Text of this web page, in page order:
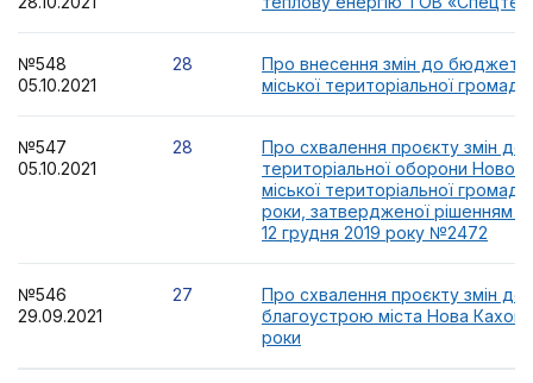
№548
05.10.2021
28
Про внесення змін до бюджету
міської територіальної громади
№547
05.10.2021
28
Про схвалення проєкту змін до
територіальної оборони
міської територіальної
роки, затвердженої рішенням
12 грудня 2019 року №2472
№546
29.09.2021
27
Про схвалення проєкту змін до
благоустрою міста Нова
роки